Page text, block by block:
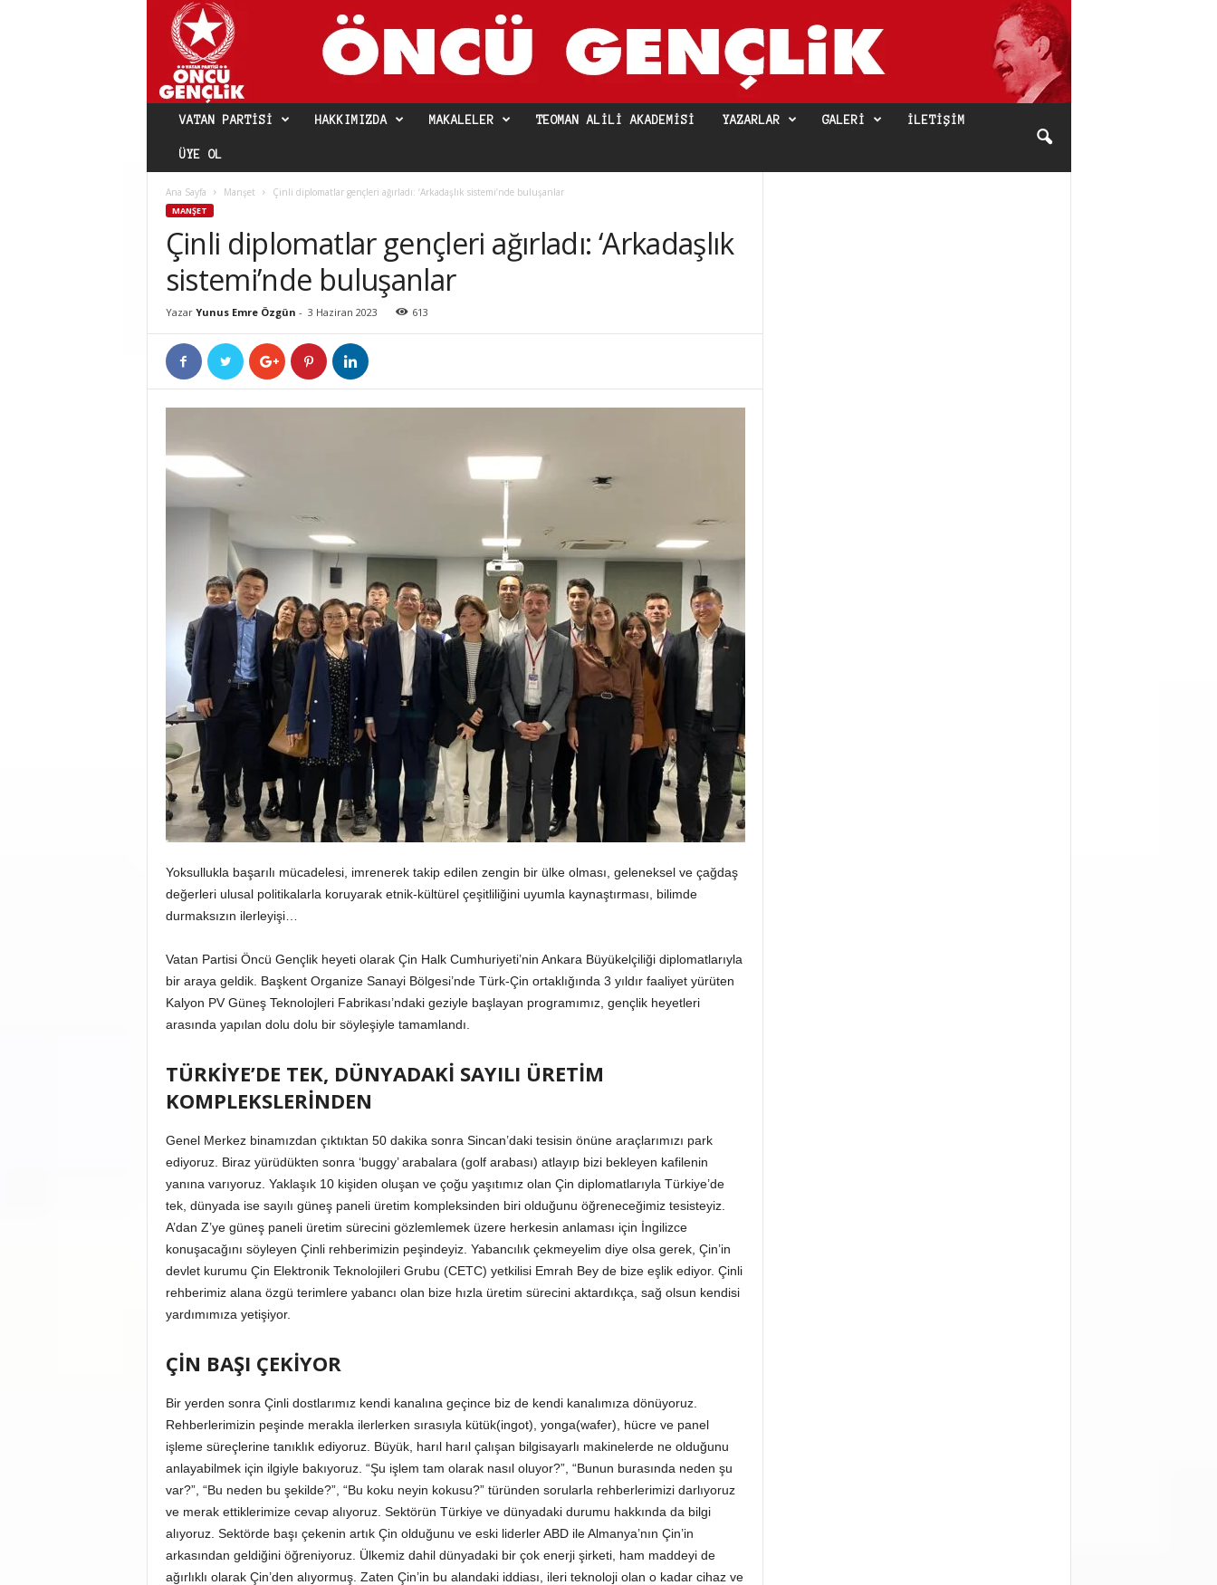
VATAN PARTISI HAKKIMIZDA MAKALELER TEOMAN ALILI AKADEMISI YAZARLAR GALERI İLETIŞIM
ÜYE OL
Ana Sayfa Manşet Çinli diplomatlar gençleri ağırladı: ‘Arkadaşlık sistemi’nde buluşanlar
MANŞET
Çinli diplomatlar gençleri ağırladı: ‘Arkadaşlık
sistemi’nde buluşanlar
Yazar Yunus Emre Özgün - 3 Haziran 2023 613
Yoksullukla başarılı mücadelesi, imrenerek takip edilen zengin bir ülke olması, geleneksel ve çağdaş
değerleri ulusal politikalarla koruyarak etnik-kültürel çeşitliliğini uyumla kaynaştırması, bilimde
durmaksızın ilerleyişi…
Vatan Partisi Öncü Gençlik heyeti olarak Çin Halk Cumhuriyeti’nin Ankara Büyükelçiliği diplomatlarıyla
bir araya geldik. Başkent Organize Sanayi Bölgesi’nde Türk-Çin ortaklığında 3 yıldır faaliyet yürüten
Kalyon PV Güneş Teknolojleri Fabrikası’ndaki geziyle başlayan programımız, gençlik heyetleri
arasında yapılan dolu dolu bir söyleşiyle tamamlandı.
TÜRKİYE’DE TEK, DÜNYADAKİ SAYILI ÜRETİM
KOMPLEKSLERİNDEN
Genel Merkez binamızdan çıktıktan 50 dakika sonra Sincan’daki tesisin önüne araçlarımızı park
ediyoruz. Biraz yürüdükten sonra ‘buggy’ arabalara (golf arabası) atlayıp bizi bekleyen kafilenin
yanına varıyoruz. Yaklaşık 10 kişiden oluşan ve çoğu yaşıtımız olan Çin diplomatlarıyla Türkiye’de
tek, dünyada ise sayılı güneş paneli üretim kompleksinden biri olduğunu öğreneceğimiz tesisteyiz.
A’dan Z’ye güneş paneli üretim sürecini gözlemlemek üzere herkesin anlaması için İngilizce
konuşacağını söyleyen Çinli rehberimizin peşindeyiz. Yabancılık çekmeyelim diye olsa gerek, Çin’in
devlet kurumu Çin Elektronik Teknolojileri Grubu (CETC) yetkilisi Emrah Bey de bize eşlik ediyor. Çinli
rehberimiz alana özgü terimlere yabancı olan bize hızla üretim sürecini aktardıkça, sağ olsun kendisi
yardımımıza yetişiyor.
ÇİN BAŞI ÇEKİYOR
Bir yerden sonra Çinli dostlarımız kendi kanalına geçince biz de kendi kanalımıza dönüyoruz.
Rehberlerimizin peşinde merakla ilerlerken sırasıyla kütük(ingot), yonga(wafer), hücre ve panel
işleme süreçlerine tanıklık ediyoruz. Büyük, harıl harıl çalışan bilgisayarlı makinelerde ne olduğunu
anlayabilmek için ilgiyle bakıyoruz. “Şu işlem tam olarak nasıl oluyor?”, “Bunun burasında neden şu
var?”, “Bu neden bu şekilde?”, “Bu koku neyin kokusu?” türünden sorularla rehberlerimizi darlıyoruz
ve merak ettiklerimize cevap alıyoruz. Sektörün Türkiye ve dünyadaki durumu hakkında da bilgi
alıyoruz. Sektörde başı çekenin artık Çin olduğunu ve eski liderler ABD ile Almanya’nın Çin’in
arkasından geldiğini öğreniyoruz. Ülkemiz dahil dünyadaki bir çok enerji şirketi, ham maddeyi de
ağırlıklı olarak Çin’den alıyormuş. Zaten Çin’in bu alandaki iddiası, ileri teknoloji olan o kadar cihaz ve